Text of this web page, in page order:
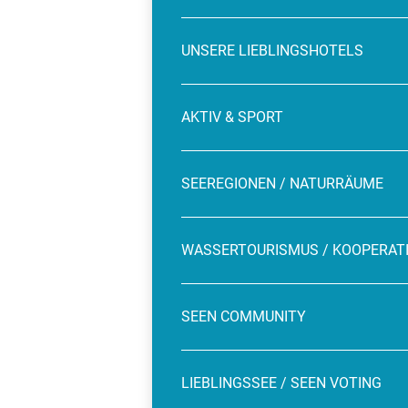
UNSERE LIEBLINGSHOTELS
AKTIV & SPORT
SEEREGIONEN / NATURRÄUME
WASSERTOURISMUS /
SEEN COMMUNITY
LIEBLINGSSEE / SEEN VOTING